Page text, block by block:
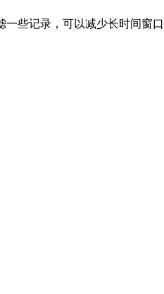
些记录，可以减少长时间窗口